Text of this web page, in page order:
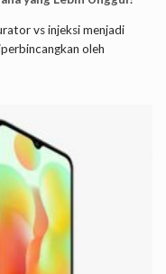
vs injeksi menjadi
oleh